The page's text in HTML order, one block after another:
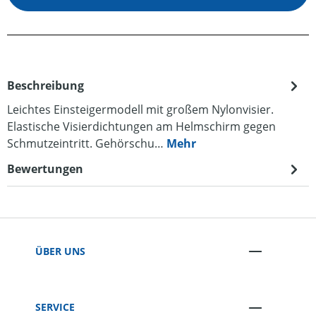
Beschreibung
Leichtes Einsteigermodell mit großem Nylonvisier.
Elastische Visierdichtungen am Helmschirm gegen
Schmutzeintritt. Gehörschu… Mehr
Bewertungen
ÜBER UNS
SERVICE